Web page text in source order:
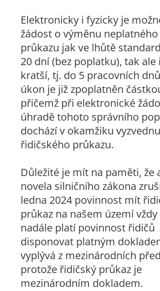
Elektronicky i fyzicky je
žádost o výměnu
průkazu jak ve lhůtě
20 dní (bez poplatku), tak ale
kratší, tj. do 5 pracovních
úkon je již zpoplatněn
přičemž při elektronické
úhradě tohoto správního
dochází v okamžiku
řidičského průkazu.
Důležité je mít na paměti, že
novela silničního zákona
ledna 2024 povinnost mít
průkaz na našem území vždy
nadále platí povinnost řidičů
disponovat platným
vyplývá z mezinárodních
protože řidičský průkaz je
mezinárodním dokladem.